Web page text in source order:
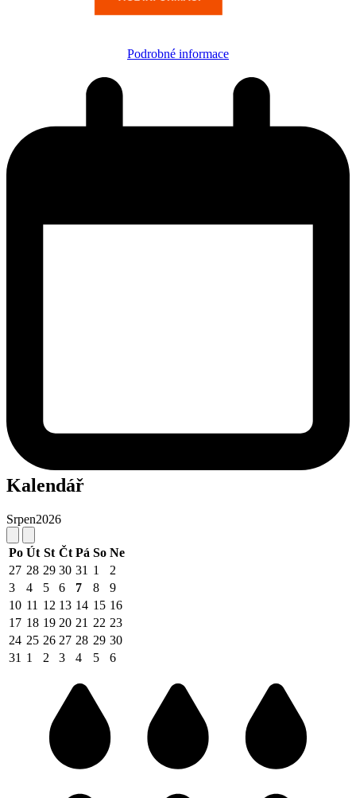
Podrobné informace
Kalendář
Srpen2026
Po Út St Čt Pá So Ne
27 28 29 30 31 1
2
3
4 5 6 7 8
9
10 11 12 13 14 15 16
17 18 19 20 21 22 23
24 25 26 27 28 29 30
31 1 2 3 4 5 6